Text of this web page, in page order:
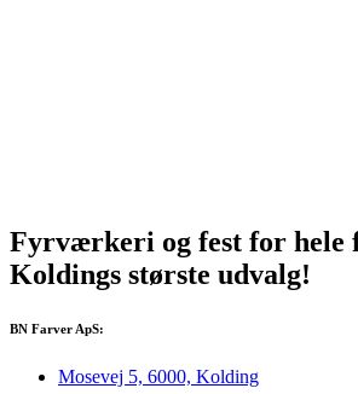
Fyrværkeri og fest for hele
Koldings største udvalg!
BN Farver ApS:
Mosevej 5, 6000, Kolding